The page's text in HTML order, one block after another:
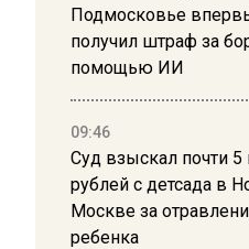
Подмосковье
получил штраф за
помощью ИИ
09:46
Суд взыскал почти 5
рублей с детсада в
Москве за
ребенка